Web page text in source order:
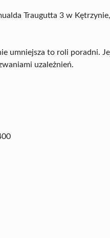
Traugutta 3 w
umniejsza to roli poradni.
uzależnień.